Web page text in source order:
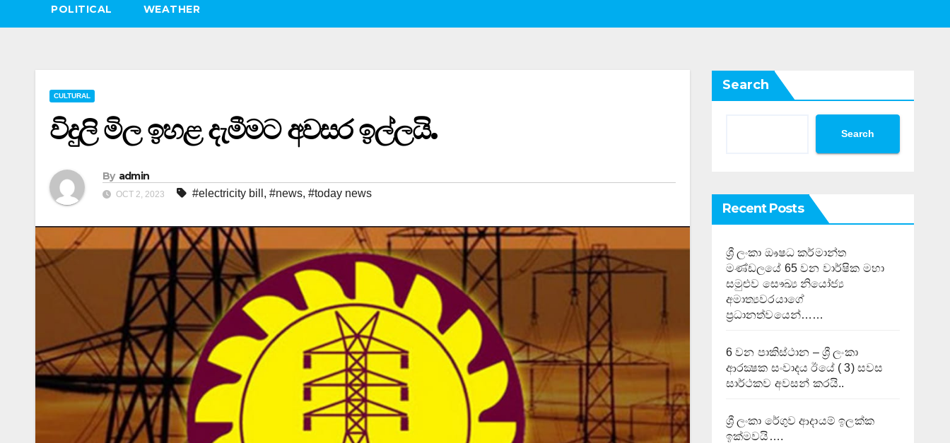
POLITICAL WEATHER
CULTURAL
විදුලි මිල ඉහළ දැමීමට අවසර ඉල්ලයි.
By admin
OCT 2, 2023 #electricity bill , #news, #today news
Search
Search
Recent Posts
ශ්‍රී ලංකා ඖෂධ කර්මාන්ත
මණ්ඩලයේ 65 වන වාර්ෂික මහා
සමුළුව සෞඛ්‍ය නියෝජ්‍ය
අමාත්‍යවරයාගේ
ප්‍රධානත්වයෙන්……
6 වන පාකිස්ථාන – ශ්‍රී ලංකා
ආරක්‍ෂක සංවාදය ඊයේ ( 3) සවස
සාර්ථකව අවසන් කරයි..
ශ්‍රී ලංකා රේගුව ආදායම් ඉලක්ක
ඉක්මවයි….